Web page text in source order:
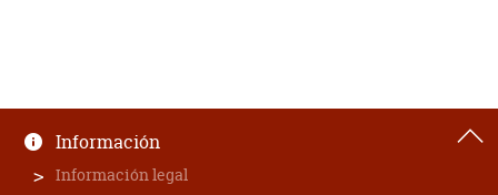
Información
Información legal